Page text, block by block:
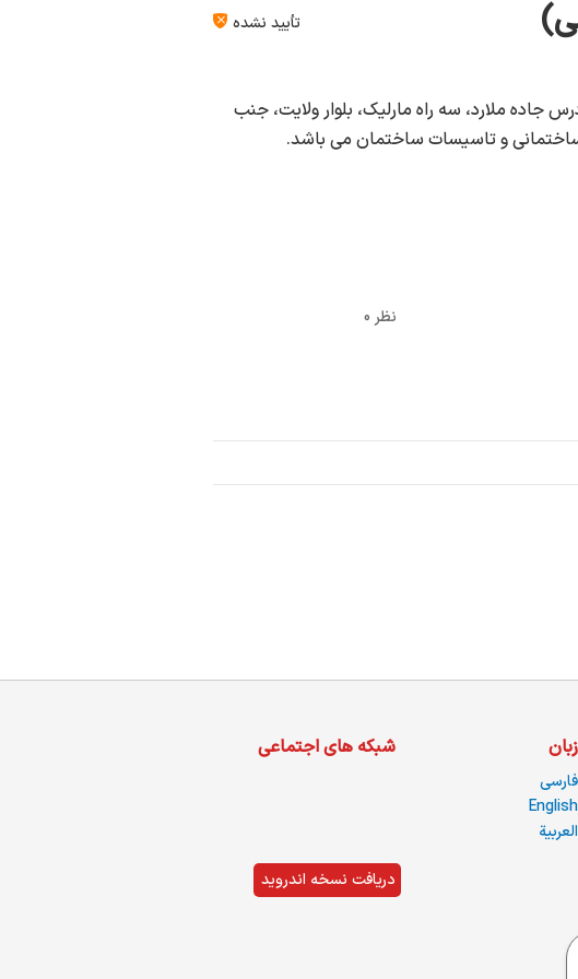
تأیید نشده
ملارد، سه راه مارلیک، بلوار ولایت، جنب
ساختمانی و تاسیسات ساختمان می باشد.
0 نظر
زبان
فارسی
English
العربية
شبکه های اجتماعی
دریافت نسخه اندروید